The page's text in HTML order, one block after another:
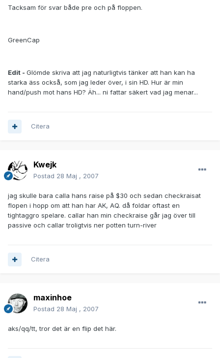
Tacksam för svar både pre och på floppen.
GreenCap
Edit - Glömde skriva att jag naturligtvis tänker att han kan ha
starka äss också, som jag leder över, i sin HD. Hur är min
hand/push mot hans HD? Äh... ni fattar säkert vad jag menar...
Citera
Kwejk
Postad 28 Maj , 2007
jag skulle bara calla hans raise på $30 och sedan checkraisat
flopen i hopp om att han har AK, AQ. då foldar oftast en
tightaggro spelare. callar han min checkraise går jag över till
passive och callar troligtvis ner potten turn-river
Citera
maxinhoe
Postad 28 Maj , 2007
aks/qq/tt, tror det är en flip det här.